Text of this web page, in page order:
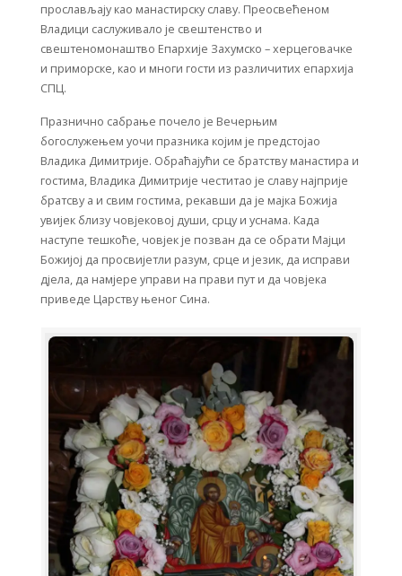
прослављају као манастирску славу. Преосвећеном
Владици саслуживало је свештенство и
свештеномонаштво Епархије Захумско – херцеговачке
и приморске, као и многи гости из различитих епархија
СПЦ.
Празнично сабрање почело је Вечерњим
богослужењем уочи празника којим је предстојао
Владика Димитрије. Обраћајући се братству манастира и
гостима, Владика Димитрије честитао је славу најприје
братсву а и свим гостима, рекавши да je мајка Божија
увијек близу човјековој души, срцу и уснама. Када
наступе тешкоће, човјек је позван да се обрати Мајци
Божијој да просвијетли разум, срце и језик, да исправи
дјела, да намјере управи на прави пут и да човјека
приведе Царству њеног Сина.